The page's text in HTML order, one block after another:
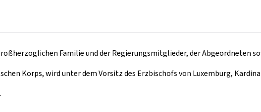
Familie und der Regierungsmitglieder, der Abgeordneten
Korps, wird unter dem Vorsitz des Erzbischofs von Luxemburg,